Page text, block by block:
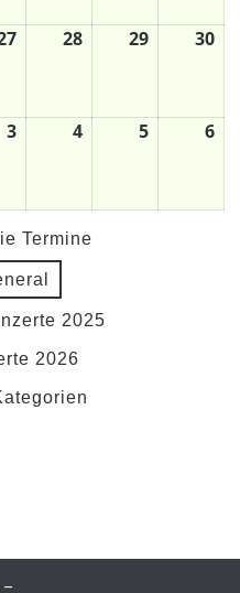
28 29 30
3 4 5 6
Termine
2025
2026
–